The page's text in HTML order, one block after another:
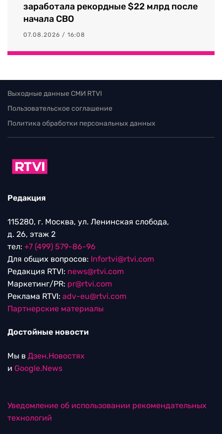
заработала рекордные $22 млрд после
начала СВО
07.08.2026 / 16:08
Выходные данные СМИ RTVI
Пользовательское соглашение
Политика обработки персональных данных
Редакция
115280, г. Москва, ул. Ленинская слобода,
д. 26, этаж 2
тел: +7 (499) 579-86-96
Для общих вопросов: Infortvi@rtvi.com
Редакция RTVI: news@rtvi.com
Маркетинг/PR: pr@rtvi.com
Реклама RTVI: adv-eu@rtvi.com
Партнерские материалы
Достойные новости
Мы в Дзен.Новостях
и Google.News
Уведомление об использовании рекомендательных
технологий